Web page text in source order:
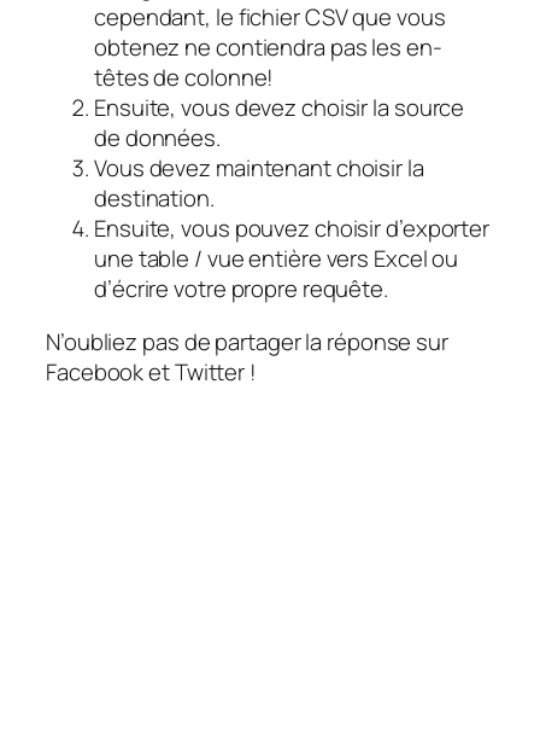
cependant, le fichier CSV que vous
obtenez ne contiendra pas les en-
têtes de colonne!
Ensuite, vous devez choisir la source
de données.
Vous devez maintenant choisir la
destination.
Ensuite, vous pouvez choisir d’exporter
une table / vue entière vers Excel ou
d’écrire votre propre requête.
N’oubliez pas de partager la réponse sur
Facebook et Twitter !